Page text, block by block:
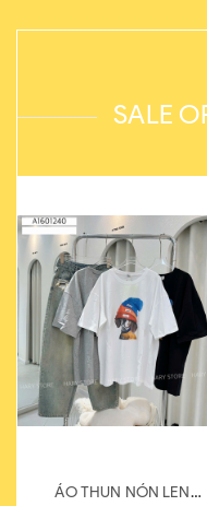
SALE
ÁO THUN NÓN LEN